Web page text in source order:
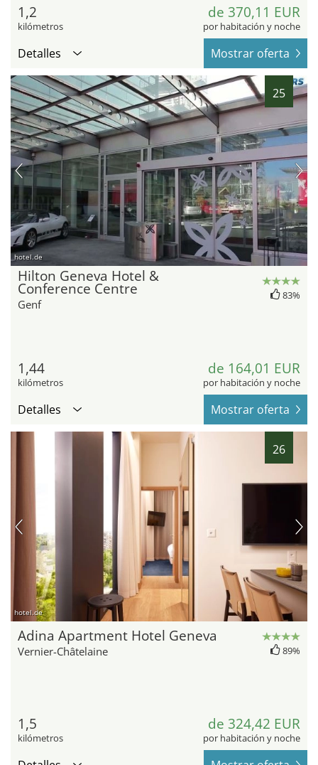
1,2
kilómetros
de 370,11 EUR
por habitación y noche
Detalles Mostrar oferta
25
hotel.de
Hilton Geneva Hotel &
Conference Centre
Genf
83%
1,44
kilómetros
de 164,01 EUR
por habitación y noche
Detalles Mostrar oferta
26
hotel.de
Adina Apartment Hotel Geneva
Vernier-Châtelaine 89%
1,5
kilómetros
de 324,42 EUR
por habitación y noche